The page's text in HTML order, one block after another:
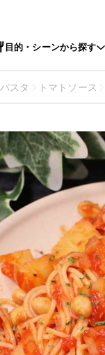
目的・シーンから探す
パスタ トマトソース